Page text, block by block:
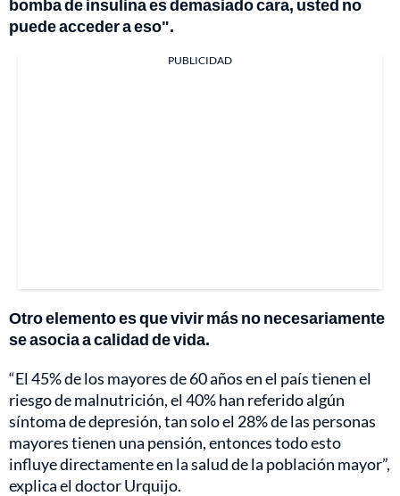
bomba de insulina es demasiado cara, usted no
puede acceder a eso".
PUBLICIDAD
Otro elemento es que vivir más no necesariamente
se asocia a calidad de vida.
“El 45% de los mayores de 60 años en el país tienen el
riesgo de malnutrición, el 40% han referido algún
síntoma de depresión, tan solo el 28% de las personas
mayores tienen una pensión, entonces todo esto
influye directamente en la salud de la población mayor”,
explica el doctor Urquijo.